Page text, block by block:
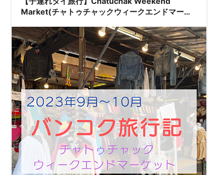
Market(チャトゥチャックウィークエンドマーケ
チ！